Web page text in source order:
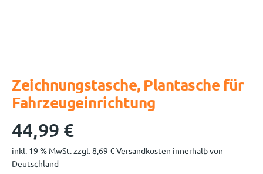
Zeichnungstasche, Plantasche für
Fahrzeugeinrichtung
44,99 €
inkl. 19 % MwSt.zzgl.8,69 €Versandkosten innerhalb von
Deutschland